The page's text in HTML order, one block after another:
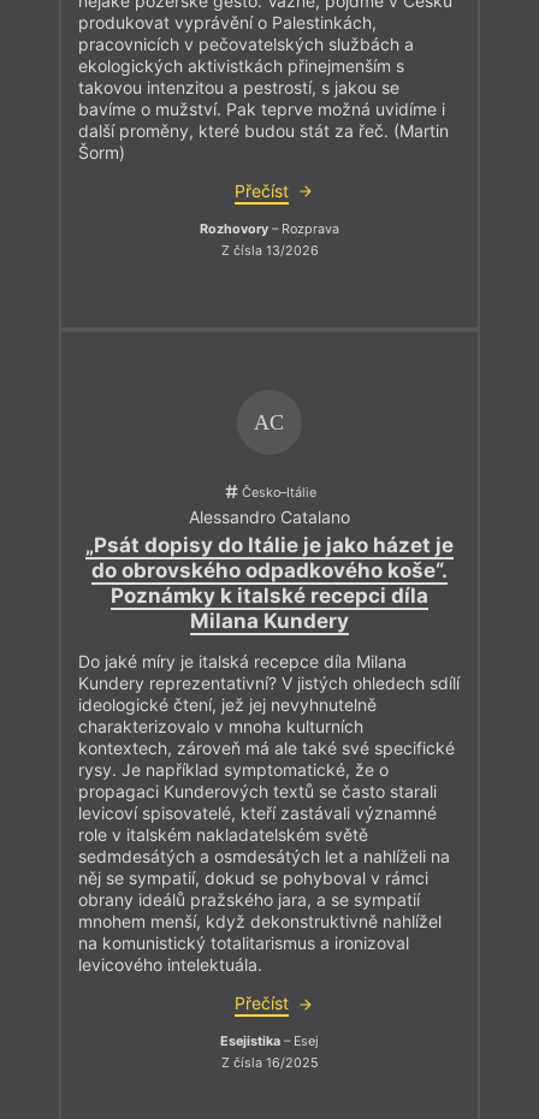
produkovat vyprávění o Palestinkách,
pracovnicích v pečovatelských službách a
ekologických aktivistkách přinejmenším s
takovou intenzitou a pestrostí, s jakou se
bavíme o mužství. Pak teprve možná uvidíme i
další proměny, které budou stát za řeč. (Martin
Šorm)
Přečíst
Rozhovory – Rozprava
Z čísla 13/2026
AC
Česko–Itálie
Alessandro Catalano
„Psát dopisy do Itálie je jako házet je
do obrovského odpadkového koše“.
Poznámky k italské recepci díla
Milana Kundery
Do jaké míry je italská recepce díla Milana
Kundery reprezentativní? V jistých ohledech sdílí
ideologické čtení, jež jej nevyhnutelně
charakterizovalo v mnoha kulturních
kontextech, zároveň má ale také své specifické
rysy. Je například symptomatické, že o
propagaci Kunderových textů se často starali
levicoví spisovatelé, kteří zastávali významné
role v italském nakladatelském světě
sedmdesátých a osmdesátých let a nahlíželi na
něj se sympatií, dokud se pohyboval v rámci
obrany ideálů pražského jara, a se sympatií
mnohem menší, když dekonstruktivně nahlížel
na komunistický totalitarismus a ironizoval
levicového intelektuála.
Přečíst
Esejistika – Esej
Z čísla 16/2025